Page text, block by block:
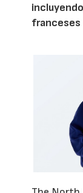
franceses